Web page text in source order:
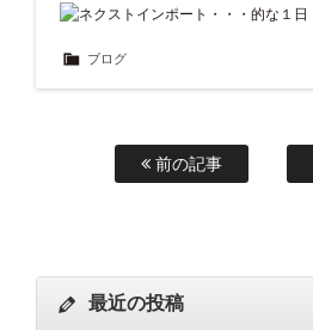
ブログ
前の記事
最近の投稿